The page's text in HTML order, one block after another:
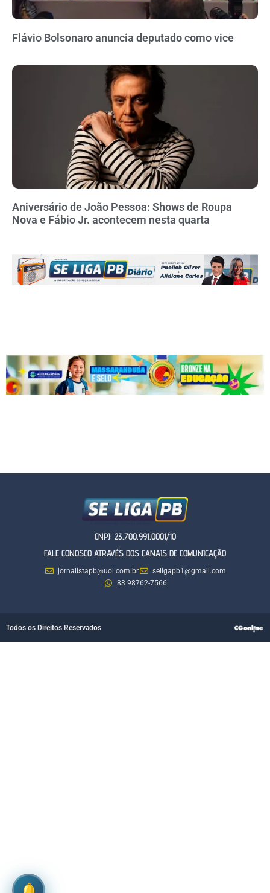
Flávio Bolsonaro anuncia deputado como vice
Aniversário de João Pessoa: Shows de Roupa
Nova e Fábio Jr. acontecem nesta quarta
CNPJ: 23.700.991.0001/10
FALE CONOSCO ATRAVÉS DOS CANAIS DE COMUNICAÇÃO
jornalistapb@uol.com.br
seligapb1@gmail.com
83 98762-7566
Todos os Direitos Reservados